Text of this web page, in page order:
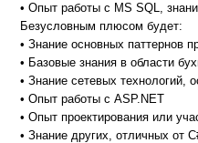
• Опыт работы с MS SQL,
Безусловным плюсом будет:
• Знание основных паттернов
• Базовые знания в области
• Знание сетевых технологий,
• Опыт работы с ASP.NET
• Опыт проектирования или
• Знание других, отличных от